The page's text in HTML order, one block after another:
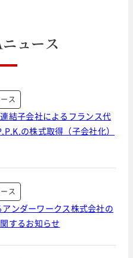
ニュース
ス
結子会社によるフランス代
の株式取得（子会社化）
ス
ンダーワークス株式会社の
するお知らせ